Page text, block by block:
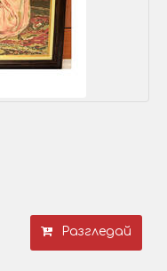
Разгледай